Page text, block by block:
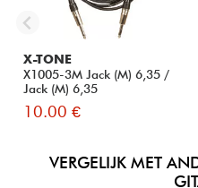
X-TONE
X1005-3M Jack (M) 6,35 /
Jack (M) 6,35
10.00 €
VERGELIJK MET